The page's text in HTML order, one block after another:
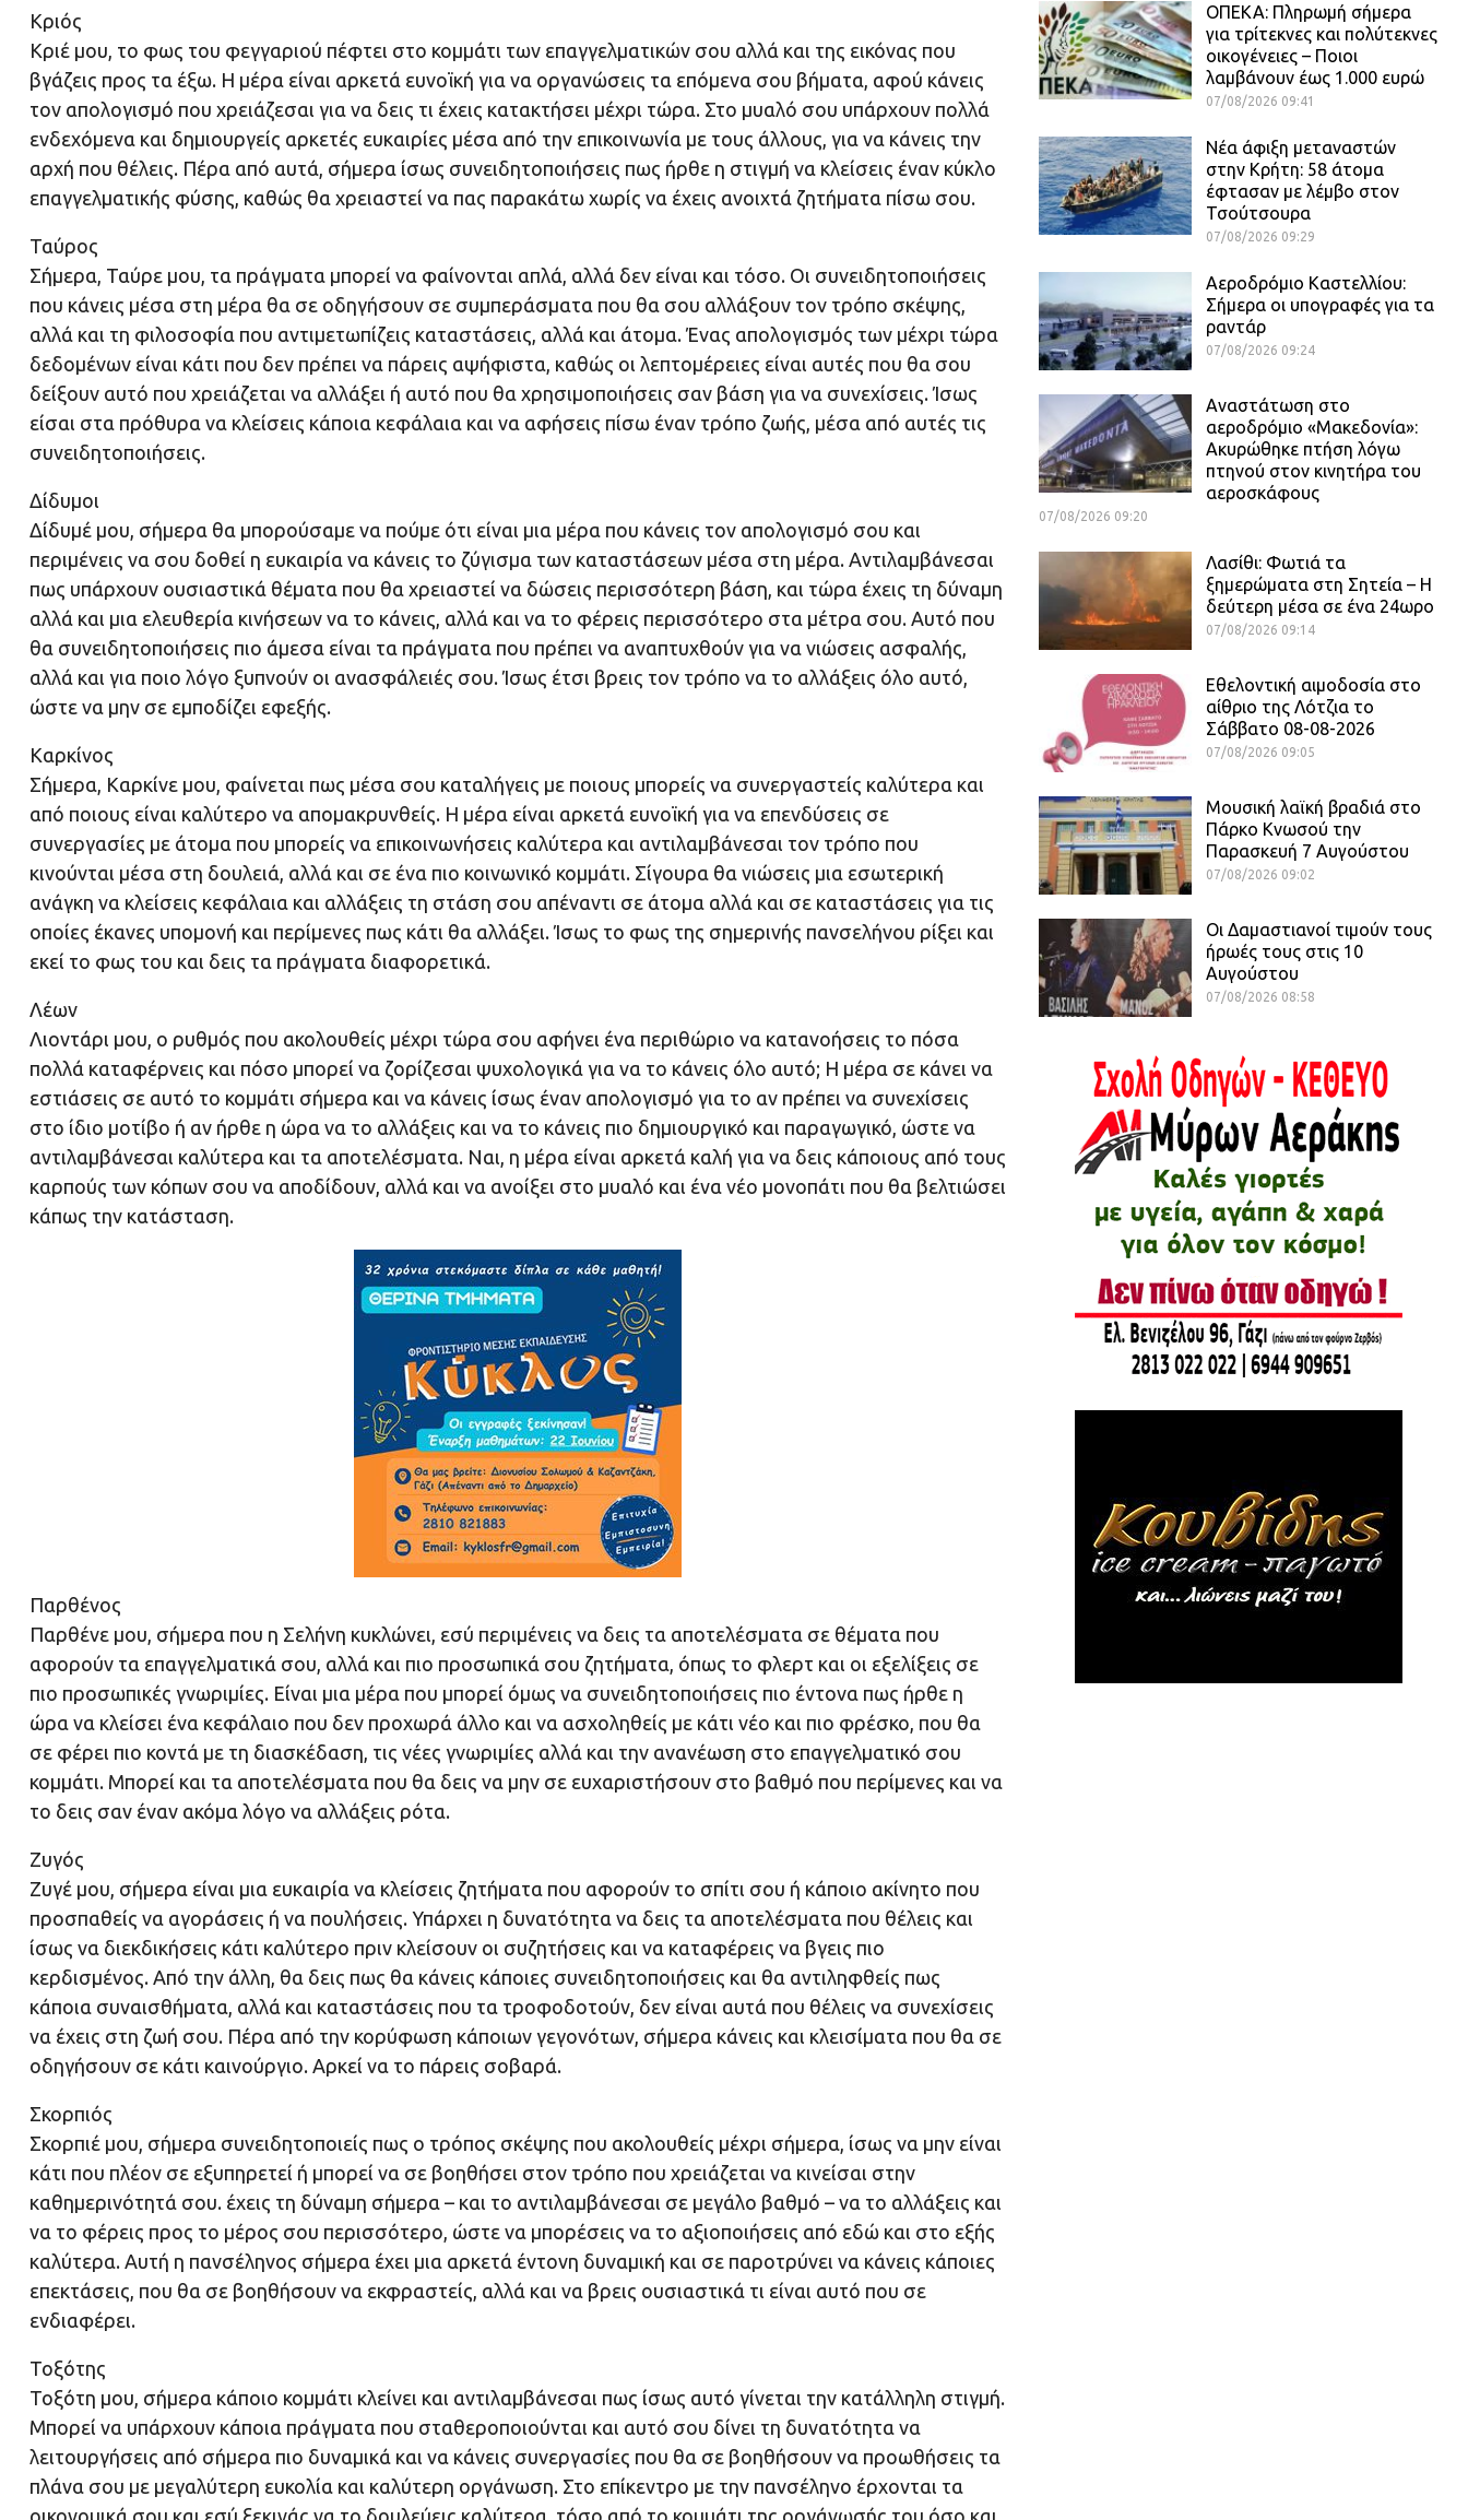
Κριός
Κριέ μου, το φως του φεγγαριού πέφτει στο κομμάτι των επαγγελματικών σου αλλά και της εικόνας που
βγάζεις προς τα έξω. Η μέρα είναι αρκετά ευνοϊκή για να οργανώσεις τα επόμενα σου βήματα, αφού κάνεις
τον απολογισμό που χρειάζεσαι για να δεις τι έχεις κατακτήσει μέχρι τώρα. Στο μυαλό σου υπάρχουν πολλά
ενδεχόμενα και δημιουργείς αρκετές ευκαιρίες μέσα από την επικοινωνία με τους άλλους, για να κάνεις την
αρχή που θέλεις. Πέρα από αυτά, σήμερα ίσως συνειδητοποιήσεις πως ήρθε η στιγμή να κλείσεις έναν κύκλο
επαγγελματικής φύσης, καθώς θα χρειαστεί να πας παρακάτω χωρίς να έχεις ανοιχτά ζητήματα πίσω σου.
Ταύρος
Σήμερα, Ταύρε μου, τα πράγματα μπορεί να φαίνονται απλά, αλλά δεν είναι και τόσο. Οι συνειδητοποιήσεις
που κάνεις μέσα στη μέρα θα σε οδηγήσουν σε συμπεράσματα που θα σου αλλάξουν τον τρόπο σκέψης,
αλλά και τη φιλοσοφία που αντιμετωπίζεις καταστάσεις, αλλά και άτομα. Ένας απολογισμός των μέχρι τώρα
δεδομένων είναι κάτι που δεν πρέπει να πάρεις αψήφιστα, καθώς οι λεπτομέρειες είναι αυτές που θα σου
δείξουν αυτό που χρειάζεται να αλλάξει ή αυτό που θα χρησιμοποιήσεις σαν βάση για να συνεχίσεις. Ίσως
είσαι στα πρόθυρα να κλείσεις κάποια κεφάλαια και να αφήσεις πίσω έναν τρόπο ζωής, μέσα από αυτές τις
συνειδητοποιήσεις.
Δίδυμοι
Δίδυμέ μου, σήμερα θα μπορούσαμε να πούμε ότι είναι μια μέρα που κάνεις τον απολογισμό σου και
περιμένεις να σου δοθεί η ευκαιρία να κάνεις το ζύγισμα των καταστάσεων μέσα στη μέρα. Αντιλαμβάνεσαι
πως υπάρχουν ουσιαστικά θέματα που θα χρειαστεί να δώσεις περισσότερη βάση, και τώρα έχεις τη δύναμη
αλλά και μια ελευθερία κινήσεων να το κάνεις, αλλά και να το φέρεις περισσότερο στα μέτρα σου. Αυτό που
θα συνειδητοποιήσεις πιο άμεσα είναι τα πράγματα που πρέπει να αναπτυχθούν για να νιώσεις ασφαλής,
αλλά και για ποιο λόγο ξυπνούν οι ανασφάλειές σου. Ίσως έτσι βρεις τον τρόπο να το αλλάξεις όλο αυτό,
ώστε να μην σε εμποδίζει εφεξής.
Καρκίνος
Σήμερα, Καρκίνε μου, φαίνεται πως μέσα σου καταλήγεις με ποιους μπορείς να συνεργαστείς καλύτερα και
από ποιους είναι καλύτερο να απομακρυνθείς. Η μέρα είναι αρκετά ευνοϊκή για να επενδύσεις σε
συνεργασίες με άτομα που μπορείς να επικοινωνήσεις καλύτερα και αντιλαμβάνεσαι τον τρόπο που
κινούνται μέσα στη δουλειά, αλλά και σε ένα πιο κοινωνικό κομμάτι. Σίγουρα θα νιώσεις μια εσωτερική
ανάγκη να κλείσεις κεφάλαια και αλλάξεις τη στάση σου απέναντι σε άτομα αλλά και σε καταστάσεις για τις
οποίες έκανες υπομονή και περίμενες πως κάτι θα αλλάξει. Ίσως το φως της σημερινής πανσελήνου ρίξει και
εκεί το φως του και δεις τα πράγματα διαφορετικά.
Λέων
Λιοντάρι μου, ο ρυθμός που ακολουθείς μέχρι τώρα σου αφήνει ένα περιθώριο να κατανοήσεις το πόσα
πολλά καταφέρνεις και πόσο μπορεί να ζορίζεσαι ψυχολογικά για να το κάνεις όλο αυτό; Η μέρα σε κάνει να
εστιάσεις σε αυτό το κομμάτι σήμερα και να κάνεις ίσως έναν απολογισμό για το αν πρέπει να συνεχίσεις
στο ίδιο μοτίβο ή αν ήρθε η ώρα να το αλλάξεις και να το κάνεις πιο δημιουργικό και παραγωγικό, ώστε να
αντιλαμβάνεσαι καλύτερα και τα αποτελέσματα. Ναι, η μέρα είναι αρκετά καλή για να δεις κάποιους από τους
καρπούς των κόπων σου να αποδίδουν, αλλά και να ανοίξει στο μυαλό και ένα νέο μονοπάτι που θα βελτιώσει
κάπως την κατάσταση.
Παρθένος
Παρθένε μου, σήμερα που η Σελήνη κυκλώνει, εσύ περιμένεις να δεις τα αποτελέσματα σε θέματα που
αφορούν τα επαγγελματικά σου, αλλά και πιο προσωπικά σου ζητήματα, όπως το φλερτ και οι εξελίξεις σε
πιο προσωπικές γνωριμίες. Είναι μια μέρα που μπορεί όμως να συνειδητοποιήσεις πιο έντονα πως ήρθε η
ώρα να κλείσει ένα κεφάλαιο που δεν προχωρά άλλο και να ασχοληθείς με κάτι νέο και πιο φρέσκο, που θα
σε φέρει πιο κοντά με τη διασκέδαση, τις νέες γνωριμίες αλλά και την ανανέωση στο επαγγελματικό σου
κομμάτι. Μπορεί και τα αποτελέσματα που θα δεις να μην σε ευχαριστήσουν στο βαθμό που περίμενες και να
το δεις σαν έναν ακόμα λόγο να αλλάξεις ρότα.
Ζυγός
Ζυγέ μου, σήμερα είναι μια ευκαιρία να κλείσεις ζητήματα που αφορούν το σπίτι σου ή κάποιο ακίνητο που
προσπαθείς να αγοράσεις ή να πουλήσεις. Υπάρχει η δυνατότητα να δεις τα αποτελέσματα που θέλεις και
ίσως να διεκδικήσεις κάτι καλύτερο πριν κλείσουν οι συζητήσεις και να καταφέρεις να βγεις πιο
κερδισμένος. Από την άλλη, θα δεις πως θα κάνεις κάποιες συνειδητοποιήσεις και θα αντιληφθείς πως
κάποια συναισθήματα, αλλά και καταστάσεις που τα τροφοδοτούν, δεν είναι αυτά που θέλεις να συνεχίσεις
να έχεις στη ζωή σου. Πέρα από την κορύφωση κάποιων γεγονότων, σήμερα κάνεις και κλεισίματα που θα σε
οδηγήσουν σε κάτι καινούργιο. Αρκεί να το πάρεις σοβαρά.
Σκορπιός
Σκορπιέ μου, σήμερα συνειδητοποιείς πως ο τρόπος σκέψης που ακολουθείς μέχρι σήμερα, ίσως να μην είναι
κάτι που πλέον σε εξυπηρετεί ή μπορεί να σε βοηθήσει στον τρόπο που χρειάζεται να κινείσαι στην
καθημερινότητά σου. έχεις τη δύναμη σήμερα – και το αντιλαμβάνεσαι σε μεγάλο βαθμό – να το αλλάξεις και
να το φέρεις προς το μέρος σου περισσότερο, ώστε να μπορέσεις να το αξιοποιήσεις από εδώ και στο εξής
καλύτερα. Αυτή η πανσέληνος σήμερα έχει μια αρκετά έντονη δυναμική και σε παροτρύνει να κάνεις κάποιες
επεκτάσεις, που θα σε βοηθήσουν να εκφραστείς, αλλά και να βρεις ουσιαστικά τι είναι αυτό που σε
ενδιαφέρει.
Τοξότης
Τοξότη μου, σήμερα κάποιο κομμάτι κλείνει και αντιλαμβάνεσαι πως ίσως αυτό γίνεται την κατάλληλη στιγμή.
Μπορεί να υπάρχουν κάποια πράγματα που σταθεροποιούνται και αυτό σου δίνει τη δυνατότητα να
λειτουργήσεις από σήμερα πιο δυναμικά και να κάνεις συνεργασίες που θα σε βοηθήσουν να προωθήσεις τα
πλάνα σου με μεγαλύτερη ευκολία και καλύτερη οργάνωση. Στο επίκεντρο με την πανσέληνο έρχονται τα
ΟΠΕΚΑ: Πληρωμή σήμερα
για τρίτεκνες και πολύτεκνες
οικογένειες – Ποιοι
λαμβάνουν έως 1.000 ευρώ
07/08/2026 09:41
Νέα άφιξη μεταναστών
στην Κρήτη: 58 άτομα
έφτασαν με λέμβο στον
Τσούτσουρα
07/08/2026 09:29
Αεροδρόμιο Καστελλίου:
Σήμερα οι υπογραφές για τα
ραντάρ
07/08/2026 09:24
Αναστάτωση στο
αεροδρόμιο «Μακεδονία»:
Ακυρώθηκε πτήση λόγω
πτηνού στον κινητήρα του
αεροσκάφους
07/08/2026 09:20
Λασίθι: Φωτιά τα
ξημερώματα στη Σητεία – Η
δεύτερη μέσα σε ένα 24ωρο
07/08/2026 09:14
Εθελοντική αιμοδοσία στο
αίθριο της Λότζια το
Σάββατο 08-08-2026
07/08/2026 09:05
Μουσική λαϊκή βραδιά στο
Πάρκο Κνωσού την
Παρασκευή 7 Αυγούστου
07/08/2026 09:02
Οι Δαμαστιανοί τιμούν τους
ήρωές τους στις 10
Αυγούστου
07/08/2026 08:58